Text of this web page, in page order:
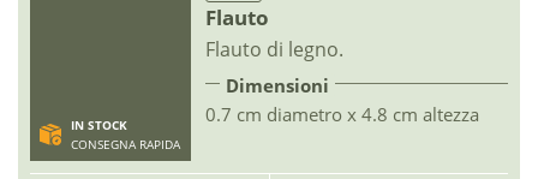
IN STOCK
CONSEGNA RAPIDA
Flauto
Flauto di legno.
Dimensioni
0.7 cm diametro x 4.8 cm altezza